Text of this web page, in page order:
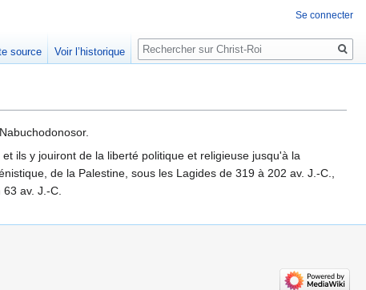
ils y jouiront de la liberté politique et religieuse jusqu'à la
de la Palestine, sous les Lagides de 319 à 202 av. J.-C.,
av. J.-C.
Se connecter
source Voir l’historique
Rechercher